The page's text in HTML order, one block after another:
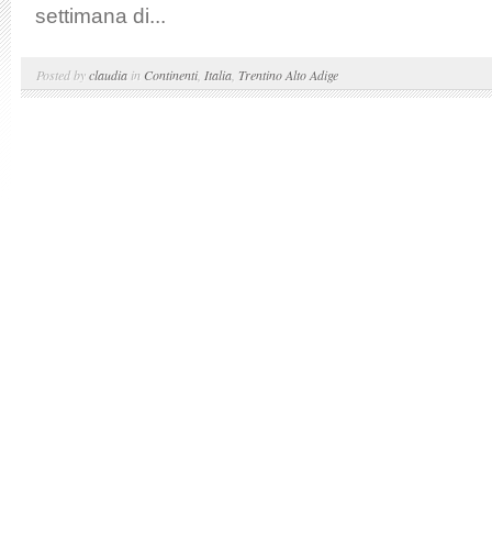
settimana di...
Posted byclaudia in Continenti, Italia Trentino Alto Adige